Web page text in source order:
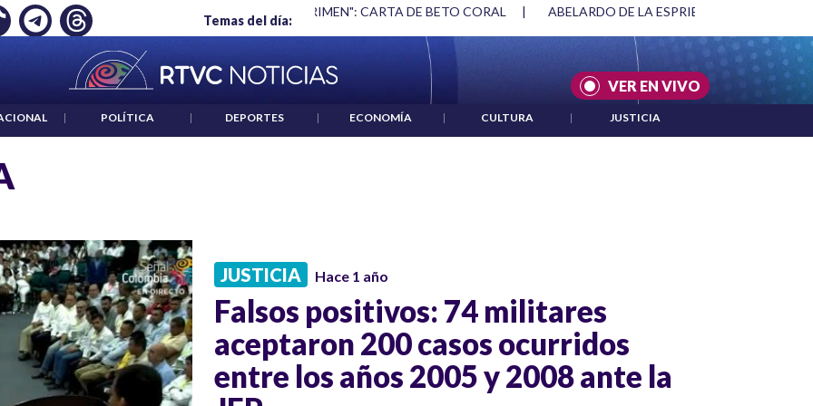
Temas del día:
EMPLEO: JP MORGAN "HABLAR NO ES UN CRIMEN": CARTA DE BETO CORAL | ABELARDO DE LA ESPRIELLA Y DMG
VER EN VIVO
| POLÍTICA | DEPORTES | ECONOMÍA | CULTURA | JUSTICIA
JUSTICIA Hace 1 año
Falsos positivos: 74 militares
aceptaron 200 casos ocurridos
entre los años 2005 y 2008 ante la